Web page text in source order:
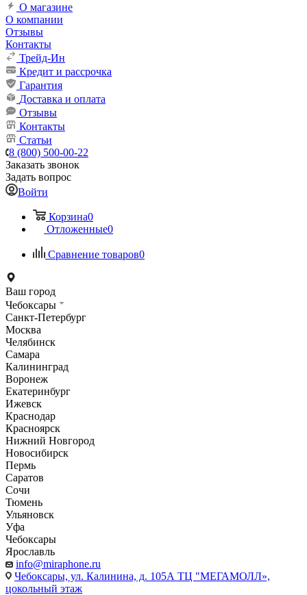
О магазине
О компании
Отзывы
Контакты
Трейд-Ин
Кредит и рассрочка
Гарантия
Доставка и оплата
Отзывы
Контакты
Статьи
8 (800) 500-00-22
Заказать звонок
Задать вопрос
Войти
Корзина0
Отложенные0
Сравнение товаров0
Ваш город
Чебоксары
Санкт-Петербург
Москва
Челябинск
Самара
Калининград
Воронеж
Екатеринбург
Ижевск
Краснодар
Красноярск
Нижний Новгород
Новосибирск
Пермь
Саратов
Сочи
Тюмень
Ульяновск
Уфа
Чебоксары
Ярославль
info@miraphone.ru
Чебоксары, ул. Калинина, д. 105А ТЦ "МЕГАМОЛЛ»,
цокольный этаж